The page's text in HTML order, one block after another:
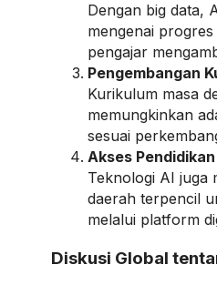
Dengan big data,
mengenai
pengajar
Pengembangan
Kurikulum masa
memungkinkan
sesuai
Akses
Teknologi AI juga
daerah terpencil
melalui platform
Diskusi Global